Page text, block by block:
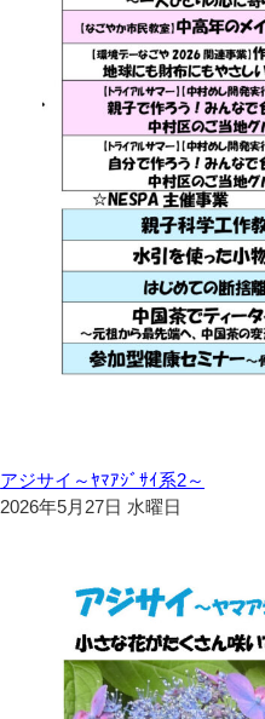
アジサイ～ﾔﾏｱｼﾞｻｲ系2～
2026年5月27日 水曜日